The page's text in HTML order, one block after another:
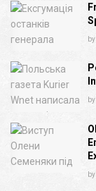
by
by
by